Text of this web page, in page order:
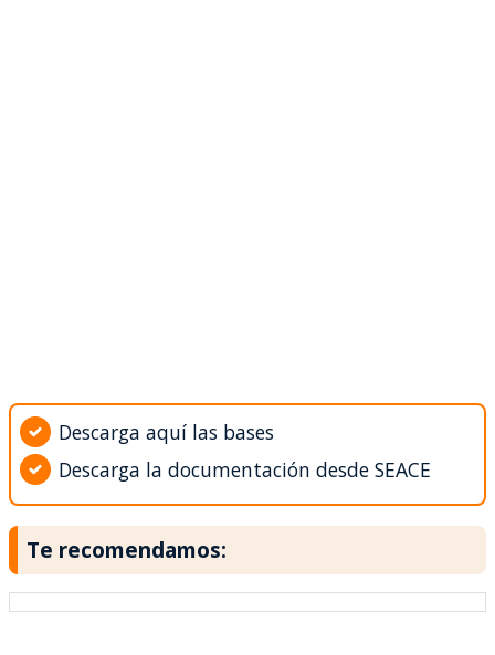
Descarga aquí las bases
Descarga la documentación desde SEACE
Te recomendamos: